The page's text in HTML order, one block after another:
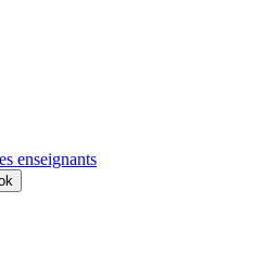
enseignants